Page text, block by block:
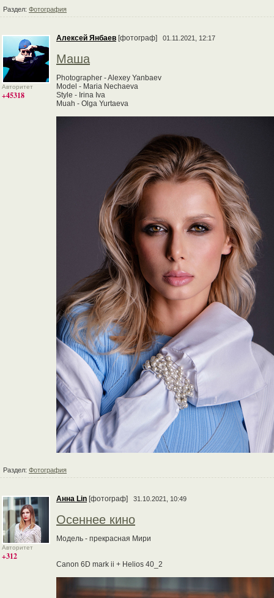
Раздел: Фотография
Авторитет
+45318
Алексей Янбаев [фотограф] 01.11.2021, 12:17
Маша
Photographer - Alexey Yanbaev
Model - Maria Nechaeva
Style - Irina Iva
Muah - Olga Yurtaeva
Раздел: Фотография
Авторитет
+312
Анна Lin [фотограф] 31.10.2021, 10:49
Осеннее кино
Модель - прекрасная Мири
Canon 6D mark ii + Helios 40_2